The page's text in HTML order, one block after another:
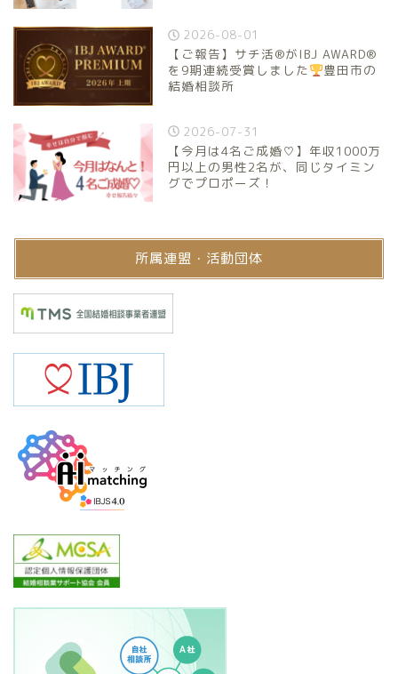
2026-08-01
【ご報告】サチ活®がIBJ AWARD®
を9期連続受賞しました
豊田市の
結婚相談所
2026-07-31
【今月は4名ご成婚♡】年収1000万
円以上の男性2名が、同じタイミン
グでプロポーズ！
所属連盟・活動団体